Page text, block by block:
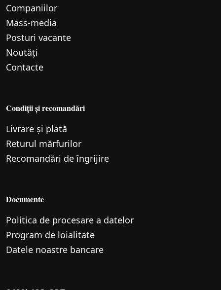
Companiilor
Mass-media
Posturi vacante
Noutăți
Contacte
Condiții și recomandări
Livrare și plată
Returul mărfurilor
Recomandări de îngrijire
Documente
Politica de procesare a datelor
Program de loialitate
Datele noastre bancare